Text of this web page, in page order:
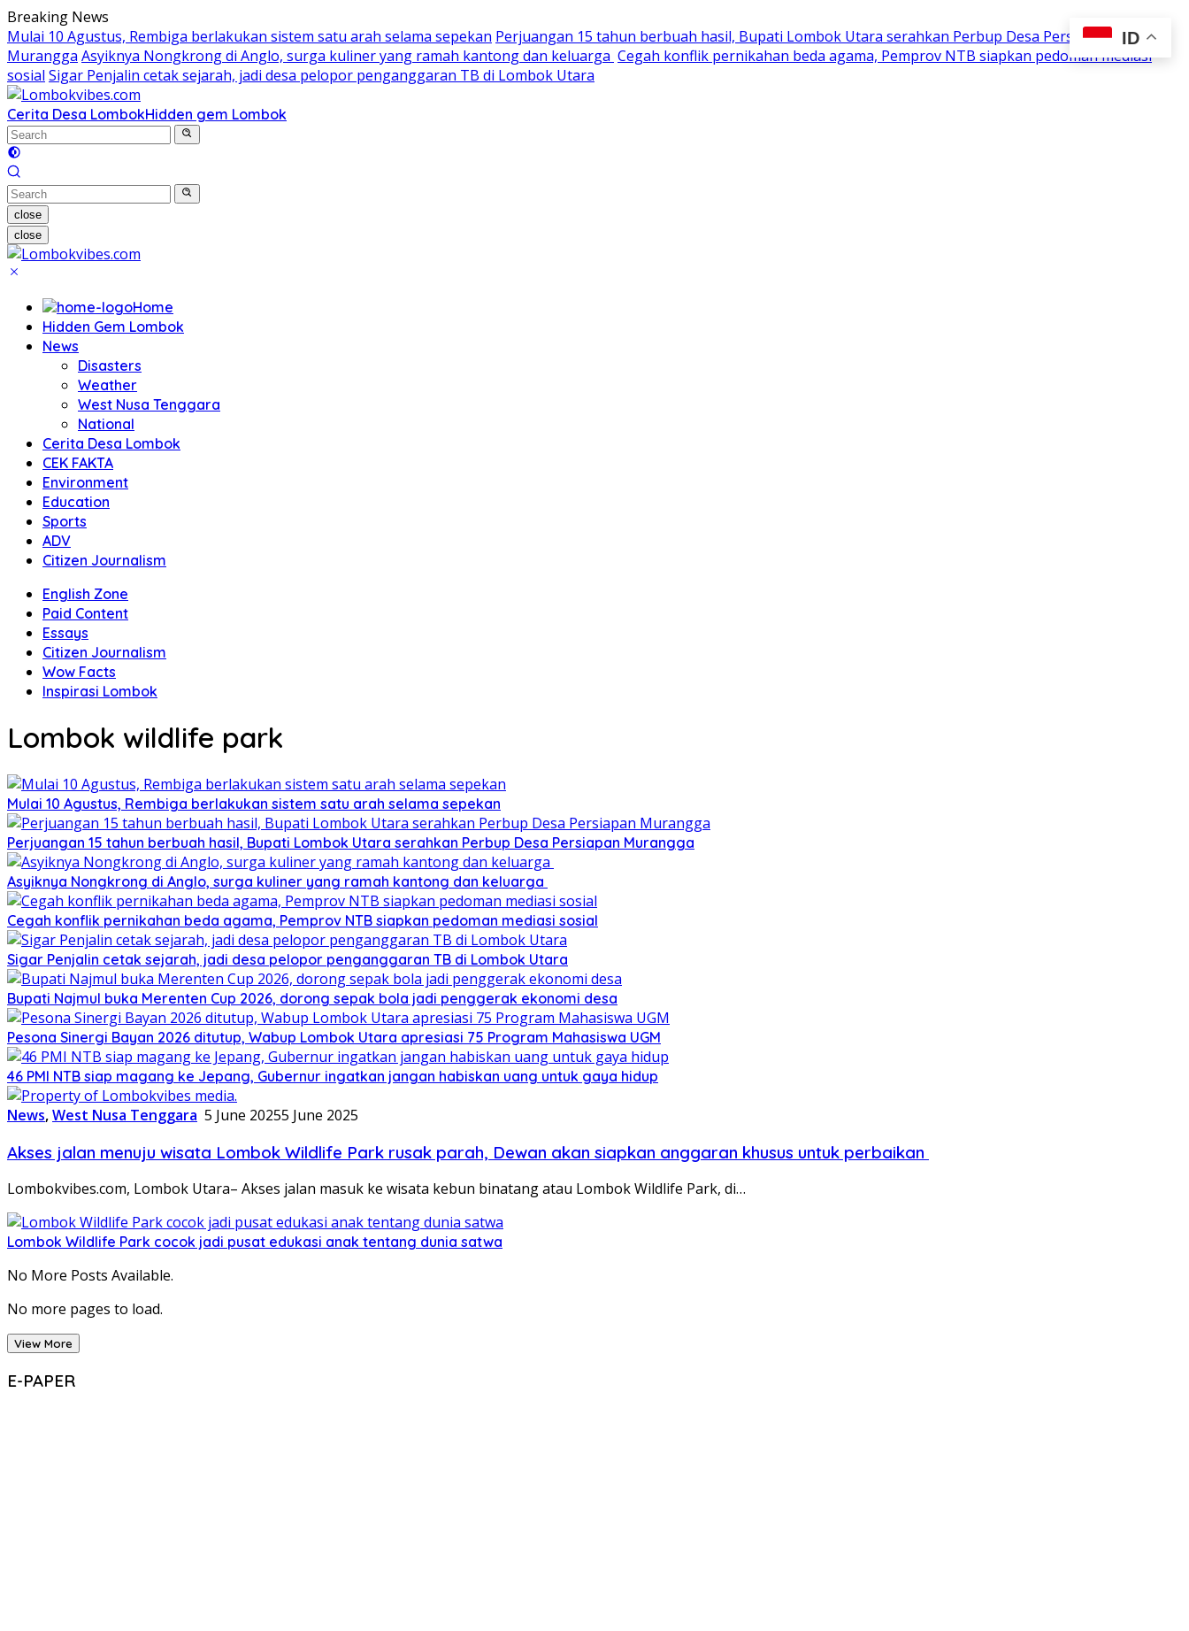
Skip
to
content
Breaking News
Mulai 10 Agustus, Rembiga berlakukan sistem satu arah selama sepekan Perjuangan 15 tahun berbuah hasil, Bupati Lombok Utara serahkan Perbup Desa Persiapan
Murangga Asyiknya Nongkrong di Anglo, surga kuliner yang ramah kantong dan keluarga Cegah konflik pernikahan beda agama, Pemprov NTB siapkan pedoman mediasi
sosial Sigar Penjalin cetak sejarah, jadi desa pelopor penganggaran TB di Lombok Utara
Cerita Desa LombokHidden gem Lombok
close
close
Home
Hidden Gem Lombok
News
Disasters
Weather
West Nusa Tenggara
National
Cerita Desa Lombok
CEK FAKTA
Environment
Education
Sports
ADV
Citizen Journalism
English Zone
Paid Content
Essays
Citizen Journalism
Wow Facts
Inspirasi Lombok
Lombok wildlife park
Mulai 10 Agustus, Rembiga berlakukan sistem satu arah selama sepekan
Perjuangan 15 tahun berbuah hasil, Bupati Lombok Utara serahkan Perbup Desa Persiapan Murangga
Asyiknya Nongkrong di Anglo, surga kuliner yang ramah kantong dan keluarga
Cegah konflik pernikahan beda agama, Pemprov NTB siapkan pedoman mediasi sosial
Sigar Penjalin cetak sejarah, jadi desa pelopor penganggaran TB di Lombok Utara
Bupati Najmul buka Merenten Cup 2026, dorong sepak bola jadi penggerak ekonomi desa
Pesona Sinergi Bayan 2026 ditutup, Wabup Lombok Utara apresiasi 75 Program Mahasiswa UGM
46 PMI NTB siap magang ke Jepang, Gubernur ingatkan jangan habiskan uang untuk gaya hidup
News,West Nusa Tenggara 5 June 20255 June 2025
Akses jalan menuju wisata Lombok Wildlife Park rusak parah, Dewan akan siapkan anggaran khusus untuk perbaikan
Lombokvibes.com, Lombok Utara– Akses jalan masuk ke wisata kebun binatang atau Lombok Wildlife Park, di…
Lombok Wildlife Park cocok jadi pusat edukasi anak tentang dunia satwa
No More Posts Available.
No more pages to load.
View More
E-PAPER
ID